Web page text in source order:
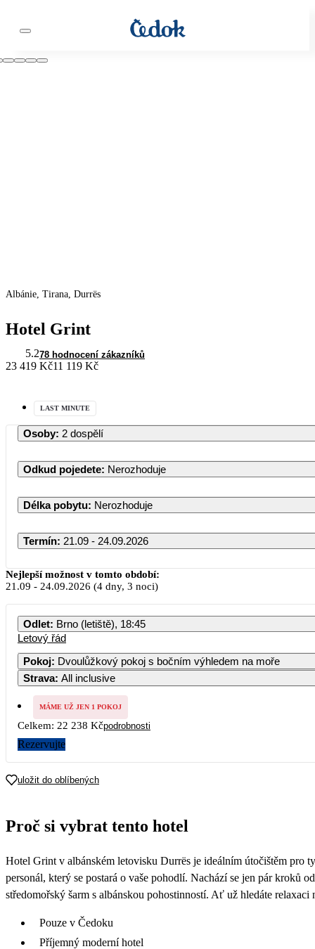
Albánie, Tirana, Durrës
Hotel Grint
5.278 hodnocení zákazníků
23 419 Kč11 119 Kč
LAST MINUTE
Osoby: 2 dospělí
Odkud pojedete: Nerozhoduje
Délka pobytu: Nerozhoduje
Termín: 21.09 - 24.09.2026
Nejlepší možnost v tomto období:
21.09 - 24.09.2026 (4 dny, 3 noci)
Odlet: Brno (letiště), 18:45
Letový řád
Pokoj: Dvoulůžkový pokoj s bočním výhledem na moře
Strava: All inclusive
MÁME UŽ JEN 1 POKOJ
Celkem: 22 238 Kčpodrobnosti
Rezervujte
uložit do oblíbených
Proč si vybrat tento hotel
Hotel Grint v albánském letovisku Durrës je ideálním útočištěm pro
personál, který se postará o vaše pohodlí. Nachází se jen pár kroků
středomořský šarm s albánskou pohostinností. Ať už hledáte
Pouze v Čedoku
Příjemný moderní hotel